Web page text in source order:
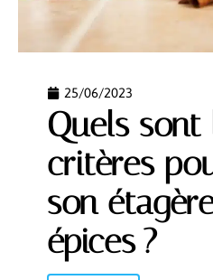
25/06/2023
Quels sont
critères
son
épices ?